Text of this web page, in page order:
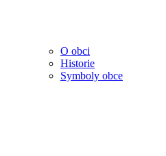
O obci
Historie
Symboly obce